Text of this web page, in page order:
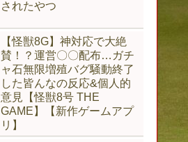
されたやつ
【怪獣8G】神対応で大絶
賛！？運営〇〇配布…ガチ
ャ石無限増殖バグ騒動終了
した皆んなの反応&個人的
意見【怪獣8号 THE
GAME】【新作ゲームアプ
リ】